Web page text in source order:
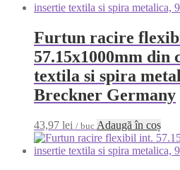
Furtun racire
57.15x1000mm din
textila si spira
Breckner Germany
43,97 lei / buc Adaugă în coș